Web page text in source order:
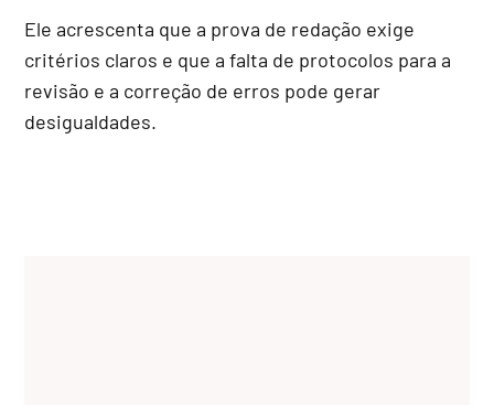
Ele acrescenta que a prova de redação exige
critérios claros e que a falta de protocolos para a
revisão e a correção de erros pode gerar
desigualdades.